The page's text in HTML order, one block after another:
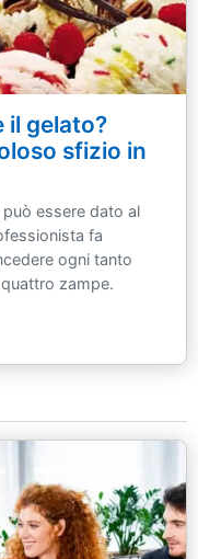
il gelato?
sfizio in
essere dato al
fa
ogni tanto
zampe.